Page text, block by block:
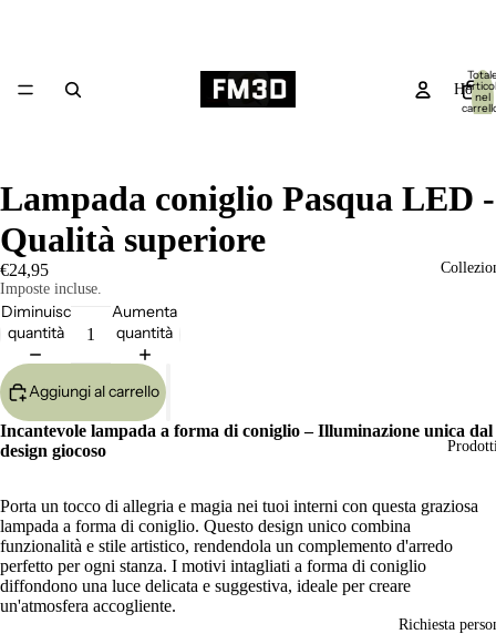
Home
Richiesta
nel
0
Lampada coniglio Pasqua LED -
Qualità superiore
€24,95
Imposte incluse.
Diminuisci
quantità
Aumenta
quantità
Aggiungi al carrello
Incantevole lampada a forma di coniglio – Illuminazione unica dal
design giocoso
Porta un tocco di allegria e magia nei tuoi interni con questa graziosa
lampada a forma di coniglio. Questo design unico combina
funzionalità e stile artistico, rendendola un complemento d'arredo
perfetto per ogni stanza. I motivi intagliati a forma di coniglio
diffondono una luce delicata e suggestiva, ideale per creare
un'atmosfera accogliente.